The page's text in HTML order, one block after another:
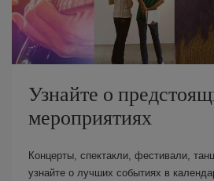
Узнайте о
мероприятиях
Концерты, спектакли, фестивали,
узнайте о лучших событиях в